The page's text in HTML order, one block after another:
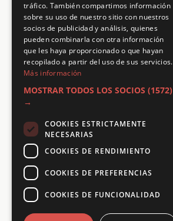
Aviso legal
Política de Privacidad
© 2026 Tu FP
tráfico. También compartimos información
sobre su uso de nuestro sitio con nuestros
socios de publicidad y análisis, quienes
pueden combinarla con otra información
que les haya proporcionado o que hayan
recopilado a partir del uso de sus servicios.
Más información
MOSTRAR TODOS LOS SOCIOS (1572)
→
COOKIES ESTRICTAMENTE
NECESARIAS
COOKIES DE RENDIMIENTO
COOKIES DE PREFERENCIAS
COOKIES DE FUNCIONALIDAD